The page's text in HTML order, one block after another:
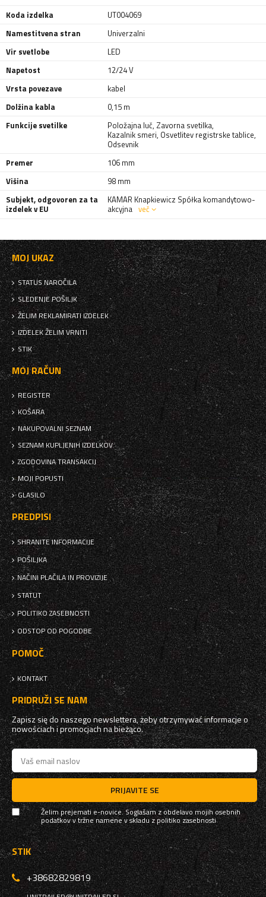
Koda izdelka
UT004069
Namestitvena stran
Univerzalni
Vir svetlobe
LED
Napetost
12/24 V
Vrsta povezave
kabel
Dolžina kabla
0,15 m
Funkcije svetilke
Položajna luč, Zavorna svetilka,
Kazalnik smeri, Osvetlitev registrske tablice,
Odsevnik
Premer
106 mm
Višina
98 mm
Subjekt, odgovoren za ta
izdelek v EU
KAMAR Knapkiewicz Spółka komandytowo-
akcyjna več
MOJ UKAZ
STATUS NAROČILA
SLEDENJE POŠILJK
ŽELIM REKLAMIRATI IZDELEK
IZDELEK ŽELIM VRNITI
STIK
MOJ RAČUN
REGISTER
KOŠARA
NAKUPOVALNI SEZNAM
SEZNAM KUPLJENIH IZDELKOV
ZGODOVINA TRANSAKCIJ
MOJI POPUSTI
GLASILO
PREDPISI
SHRANITE INFORMACIJE
POŠILJKA
NAČINI PLAČILA IN PROVIZIJE
STATUT
POLITIKO ZASEBNOSTI
ODSTOP OD POGODBE
POMOČ
KONTAKT
PRIDRUŽI SE NAM
Zapisz się do naszego newslettera, żeby otrzymywać informacje o
nowościach i promocjach na bieżąco.
PRIJAVITE SE
Želim prejemati e-novice. Soglašam z obdelavo mojih osebnih
podatkov v tržne namene v skladu zpolitiko zasebnosti
STIK
+38682829819